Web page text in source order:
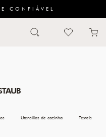
CONFIÁVEL
Utensílios de cozinha Texteis